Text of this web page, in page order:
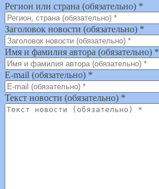
Регион или страна (обязательно) *
Заголовок новости (обязательно) *
Имя и фамилия автора (обязательно) *
E-mail (обязательно) *
Текст новости (обязательно) *